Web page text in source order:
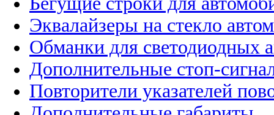
Эквалайзеры на стекло
Обманки для светодиодных
Дополнительные стоп-
Повторители указателей